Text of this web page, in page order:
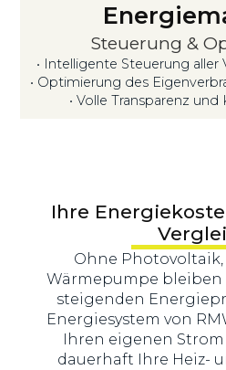
Steuerung &
• Intelligente Steuerung aller
• Optimierung des
• Volle Transparenz
Ihre
Ohne
Wärmepumpe bleiben
steigenden
Energiesystem von
Ihren eigenen
dauerhaft Ihre Heiz-